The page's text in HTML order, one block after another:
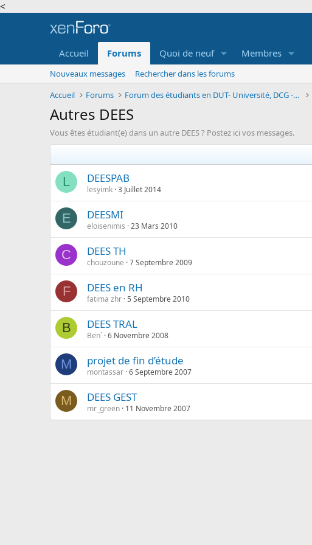
<
Accueil Forums Quoi de neuf Membres
Nouveaux messages
Rechercher dans les forums
Accueil
Forums Forum des étudiants en DUT- Université, DCG - DSCG
Autres DEES
Vous êtes étudiant(e) dans un autre DEES ? Postez ici vos messages.
L DEESPAB
lesyimk 3 Juillet 2014
E DEESMI
eloisenimis 23 Mars 2010
C DEES TH
chouzoune 7 Septembre 2009
F DEES en RH
fatima zhr 5 Septembre 2010
B DEES TRAL
Ben` 6 Novembre 2008
M projet de fin d’étude
montassar 6 Septembre 2007
M DEES GEST
mr_green 11 Novembre 2007